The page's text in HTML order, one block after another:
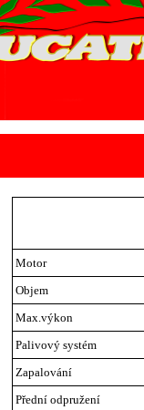
Motor
Objem
Max.výkon
Palivový systém
Zapalování
Přední odpružení